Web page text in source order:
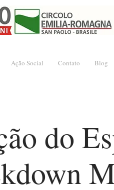
Ação Social Contato Blog
do